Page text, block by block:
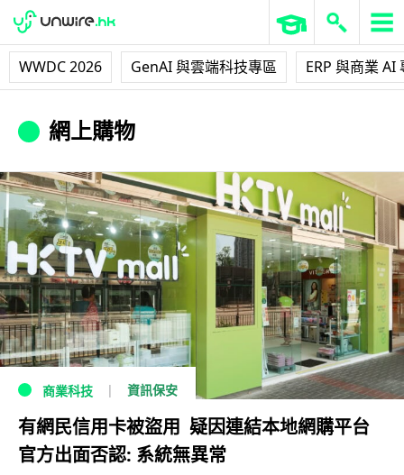
WWDC 2026 GenAI 與雲端科技專區 ERP 與商業 AI
網上購物
商業科技 資訊保安
有網民信用卡被盜用 疑因連結本地網購平台
官方出面否認: 系統無異常